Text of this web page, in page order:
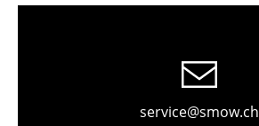
service@smow.ch